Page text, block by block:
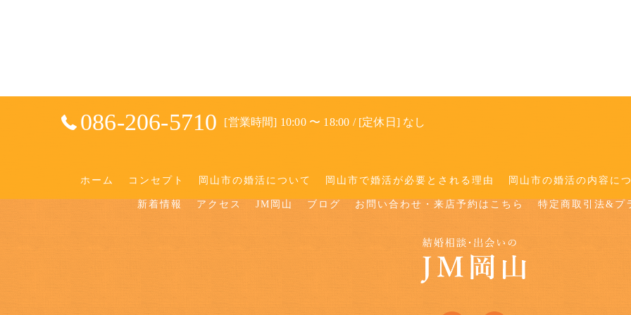
086-206-5710 [営業時間] 10:00 〜 18:00 / [定休日] なし
ホーム コンセプト 岡山市の婚活について 岡山市で婚活が必要とされる理由 岡山市の婚活の内容に
新着情報 アクセス JM岡山 ブログ お問い合わせ・来店予約はこちら 特定商取引法&プ